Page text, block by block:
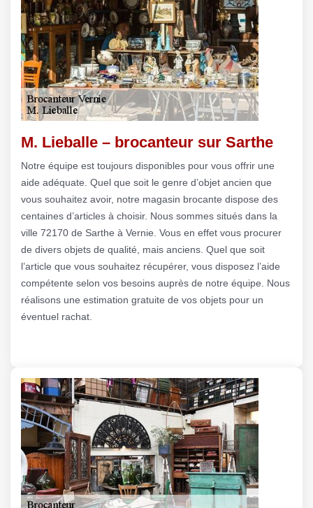
M. Lieballe – brocanteur sur Sarthe
Notre équipe est toujours disponibles pour vous offrir une
aide adéquate. Quel que soit le genre d’objet ancien que
vous souhaitez avoir, notre magasin brocante dispose des
centaines d’articles à choisir. Nous sommes situés dans la
ville 72170 de Sarthe à Vernie. Vous en effet vous procurer
de divers objets de qualité, mais anciens. Quel que soit
l’article que vous souhaitez récupérer, vous disposez l’aide
compétente selon vos besoins auprès de notre équipe. Nous
réalisons une estimation gratuite de vos objets pour un
éventuel rachat.